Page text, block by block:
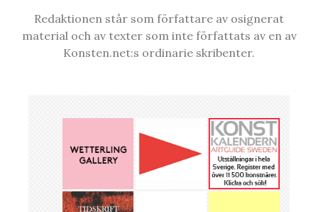
Redaktionen står som författare av osignerat
material och av texter som inte författats av en av
Konsten.net:s ordinarie skribenter.